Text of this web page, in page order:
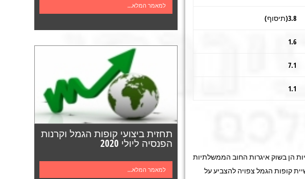
למאמר המלא...
תחזית ביצועי קופות הגמל וקרנות
הפנסיה ליולי 2020
למאמר המלא...
3.8(תיסוף)
1.6
7.1
1.1
הן בשוק איגרות החוב הממשלתיות
קופות הגמל צפויה להצביע על